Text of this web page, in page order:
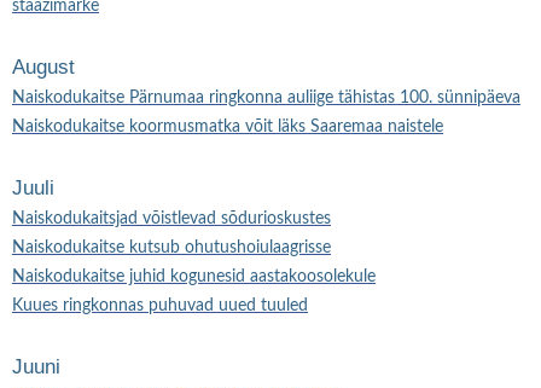
staažimärke
August
Naiskodukaitse Pärnumaa ringkonna auliige tähistas 100. sünnipäeva
Naiskodukaitse koormusmatka võit läks Saaremaa naistele
Juuli
Naiskodukaitsjad võistlevad sõdurioskustes
Naiskodukaitse kutsub ohutushoiulaagrisse
Naiskodukaitse juhid kogunesid aastakoosolekule
Kuues ringkonnas puhuvad uued tuuled
Juuni